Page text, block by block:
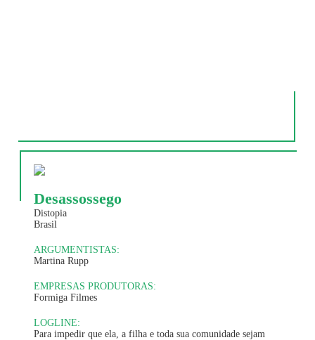
Desassossego
Distopia
Brasil
ARGUMENTISTAS:
Martina Rupp
EMPRESAS PRODUTORAS:
Formiga Filmes
LOGLINE:
Para impedir que ela, a filha e toda sua comunidade sejam